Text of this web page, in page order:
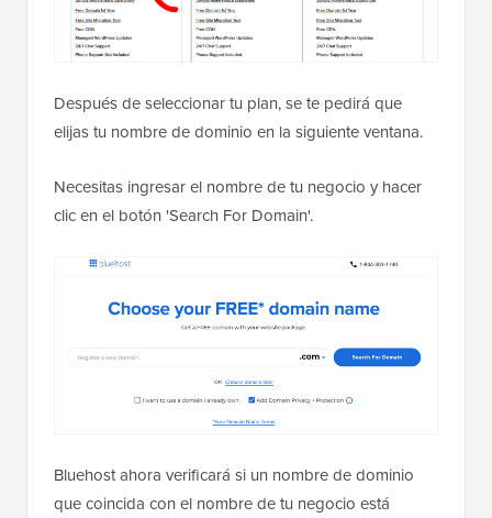
Después de seleccionar tu plan, se te pedirá que
elijas tu nombre de dominio en la siguiente ventana.
Necesitas ingresar el nombre de tu negocio y hacer
clic en el botón 'Search For Domain'.
Bluehost ahora verificará si un nombre de dominio
que coincida con el nombre de tu negocio está